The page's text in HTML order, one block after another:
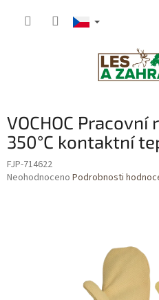
VOCHOC
350°C kontaktní
FJP-714622
Průměrné
Neohodnoceno Podrobnosti